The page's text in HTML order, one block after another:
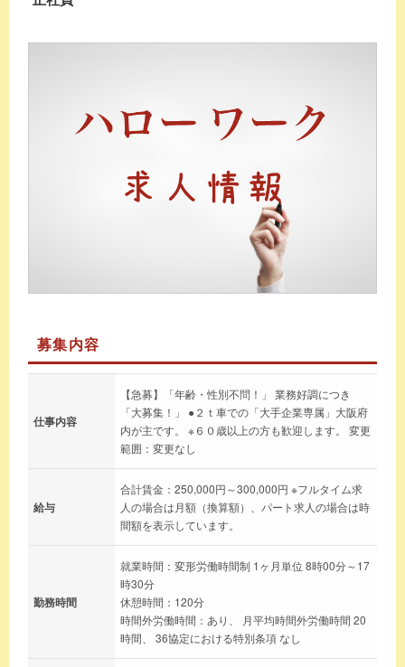
募集内容
仕事内容
【急募】「年齢・性別不問！」 業務好調につき
「大募集！」 ●２ｔ車での「大手企業専属」大阪府
内が主です。 ※６０歳以上の方も歓迎します。 変更
範囲：変更なし
給与
合計賃金：250,000円～300,000円 ※フルタイム求
人の場合は月額（換算額）、パート求人の場合は時
間額を表示しています。
勤務時間
就業時間：変形労働時間制 1ヶ月単位 8時00分～17
時30分
休憩時間：120分
時間外労働時間：あり、 月平均時間外労働時間 20
時間、 36協定における特別条項 なし